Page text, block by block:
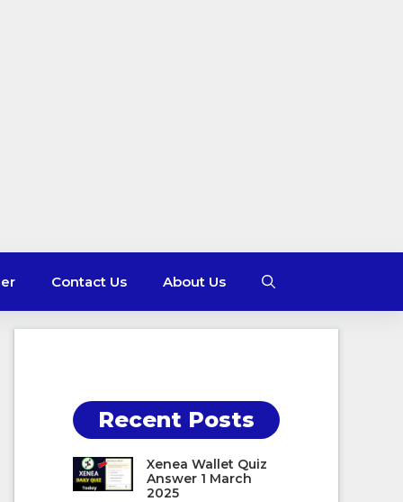
Contact Us About Us
Recent Posts
Xenea Wallet Quiz
Answer 1 March
2025